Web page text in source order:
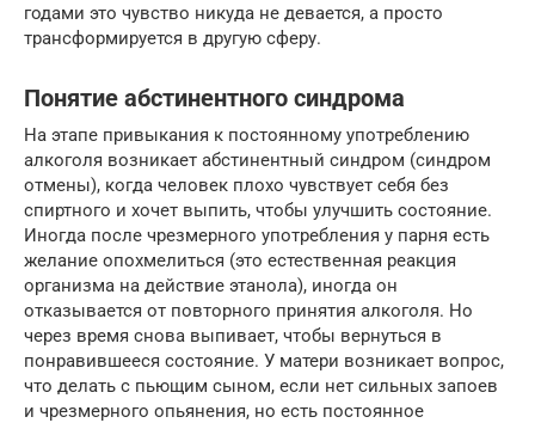
годами это чувство никуда не девается, а просто
трансформируется в другую сферу.
Понятие абстинентного синдрома
На этапе привыкания к постоянному употреблению
алкоголя возникает абстинентный синдром (синдром
отмены), когда человек плохо чувствует себя без
спиртного и хочет выпить, чтобы улучшить состояние.
Иногда после чрезмерного употребления у парня есть
желание опохмелиться (это естественная реакция
организма на действие этанола), иногда он
отказывается от повторного принятия алкоголя. Но
через время снова выпивает, чтобы вернуться в
понравившееся состояние. У матери возникает вопрос,
что делать с пьющим сыном, если нет сильных запоев
и чрезмерного опьянения, но есть постоянное